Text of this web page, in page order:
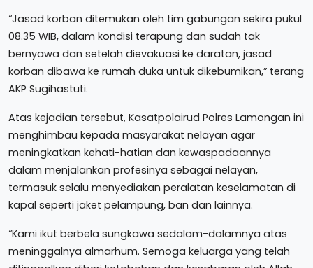
“Jasad korban ditemukan oleh tim gabungan sekira pukul
08.35 WIB, dalam kondisi terapung dan sudah tak
bernyawa dan setelah dievakuasi ke daratan, jasad
korban dibawa ke rumah duka untuk dikebumikan,” terang
AKP Sugihastuti.
Atas kejadian tersebut, Kasatpolairud Polres Lamongan ini
menghimbau kepada masyarakat nelayan agar
meningkatkan kehati-hatian dan kewaspadaannya
dalam menjalankan profesinya sebagai nelayan,
termasuk selalu menyediakan peralatan keselamatan di
kapal seperti jaket pelampung, ban dan lainnya.
“Kami ikut berbela sungkawa sedalam-dalamnya atas
meninggalnya almarhum. Semoga keluarga yang telah